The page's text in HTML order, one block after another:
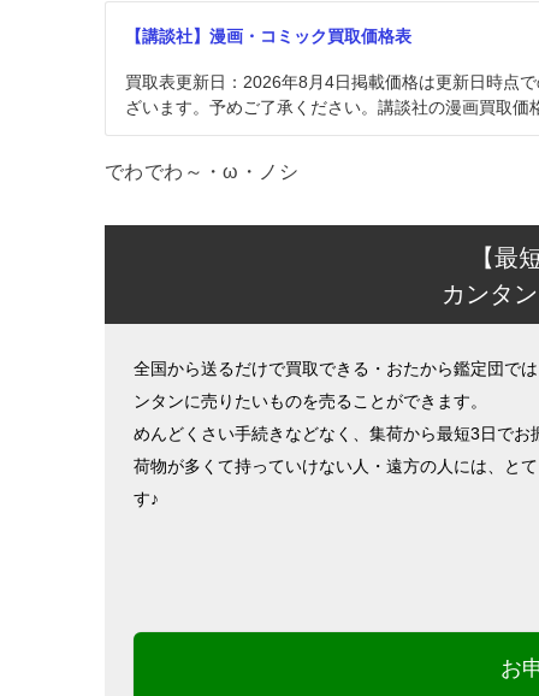
【講談社】漫画・コミック買取価格表
買取表更新日：2026年8月4日掲載価格は更新日時点
ざいます。予めご了承ください。講談社の漫画買取
でわでわ～・ω・ノシ
【最
カンタ
全国から送るだけで買取できる・おたから鑑定団で
ンタンに売りたいものを売ることができます。
めんどくさい手続きなどなく、集荷から最短3日でお
荷物が多くて持っていけない人・遠方の人には、と
す♪
お